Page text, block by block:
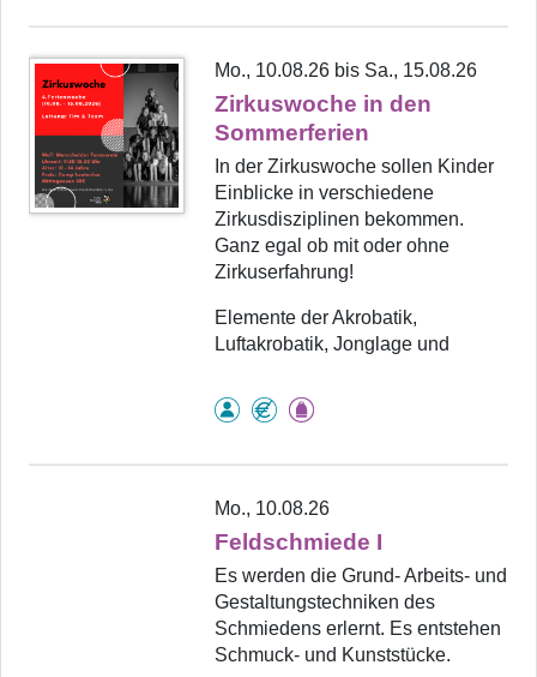
Mo., 10.08.26 bis Sa., 15.08.26
Zirkuswoche in den
Sommerferien
In der Zirkuswoche sollen Kinder
Einblicke in verschiedene
Zirkusdisziplinen bekommen.
Ganz egal ob mit oder ohne
Zirkuserfahrung!
Elemente der Akrobatik,
Luftakrobatik, Jonglage und
Mo., 10.08.26
Feldschmiede I
Es werden die Grund- Arbeits- und
Gestaltungstechniken des
Schmiedens erlernt. Es entstehen
Schmuck- und Kunststücke.